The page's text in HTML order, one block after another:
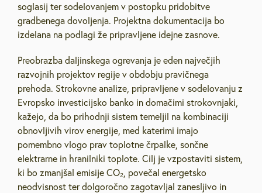
soglasij ter sodelovanjem v postopku pridobitve
gradbenega dovoljenja. Projektna dokumentacija bo
izdelana na podlagi že pripravljene idejne zasnove.
Preobrazba daljinskega ogrevanja je eden največjih
razvojnih projektov regije v obdobju pravičnega
prehoda. Strokovne analize, pripravljene v sodelovanju z
Evropsko investicijsko banko in domačimi strokovnjaki,
kažejo, da bo prihodnji sistem temeljil na kombinaciji
obnovljivih virov energije, med katerimi imajo
pomembno vlogo prav toplotne črpalke, sončne
elektrarne in hranilniki toplote. Cilj je vzpostaviti sistem,
ki bo zmanjšal emisije CO₂, povečal energetsko
neodvisnost ter dolgoročno zagotavljal zanesljivo in